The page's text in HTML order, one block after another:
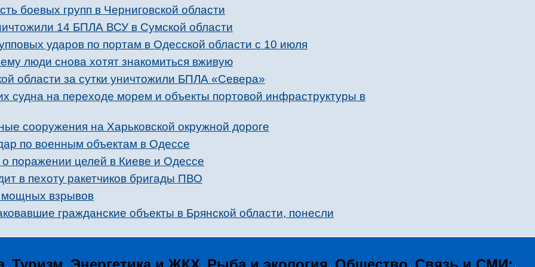
боевых групп в Черниговской области
14 БПЛА ВСУ в Сумской области
ударов по портам в Одесской области с 10 июля
люди снова хотят знакомиться вживую
области за сутки уничтожили БПЛА «Севера»
судна на переходе морем и объекты портовой инфраструктуры в
сооружения на Харьковской окружной дороге
по военным объектам в Одессе
поражении целей в Киеве и Одессе
в пехоту ракетчиков бригады ПВО
мощных взрывов
гражданские объекты в Брянской области, понесли